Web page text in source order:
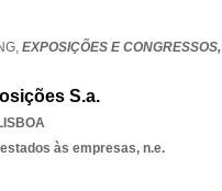
EXPOSIÇÕES E CONGRESSOS,
S.a.
às empresas, n.e.